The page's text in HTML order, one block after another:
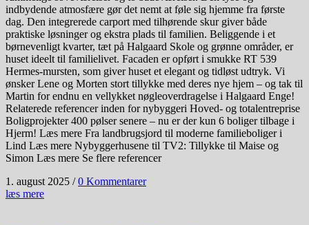
indbydende atmosfære gør det nemt at føle sig hjemme fra første
dag. Den integrerede carport med tilhørende skur giver både
praktiske løsninger og ekstra plads til familien. Beliggende i et
børnevenligt kvarter, tæt på Halgaard Skole og grønne områder, er
huset ideelt til familielivet. Facaden er opført i smukke RT 539
Hermes-mursten, som giver huset et elegant og tidløst udtryk. Vi
ønsker Lene og Morten stort tillykke med deres nye hjem – og tak til
Martin for endnu en vellykket nøgleoverdragelse i Halgaard Enge!
Relaterede referencer inden for nybyggeri Hoved- og totalentreprise
Boligprojekter 400 pølser senere – nu er der kun 6 boliger tilbage i
Hjerm! Læs mere Fra landbrugsjord til moderne familieboliger i
Lind Læs mere Nybyggerhusene til TV2: Tillykke til Maise og
Simon Læs mere Se flere referencer
1. august 2025 / 0 Kommentarer
læs mere